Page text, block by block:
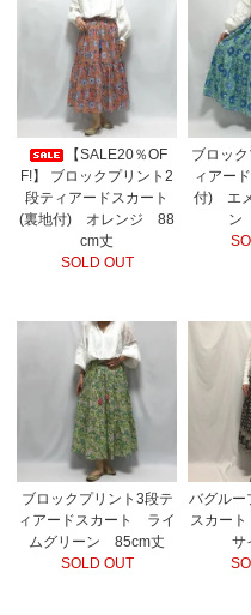
【SALE20％OF
F!】 ブロックプリント2
段ティアードスカート
(裏地付) オレンジ 88
cm丈
SOLD OUT
ブロッ
ィアー
付) エ
ン
ブロックプリント3段テ
ィアードスカート ライ
ムグリーン 85cm丈
SOLD OUT
バグルー
スカー
サ